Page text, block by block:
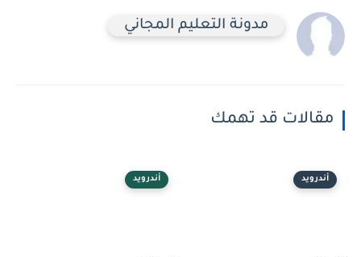
مدونة التعليم المجاني
مقالات قد تهمك
أندرويد أندرويد